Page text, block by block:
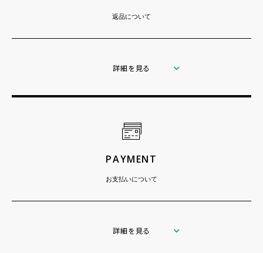
返品について
詳細を見る
PAYMENT
お支払いについて
詳細を見る